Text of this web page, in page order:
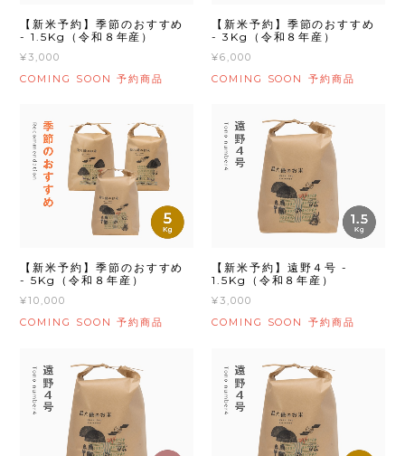
【新米予約】季節のおすすめ
- 1.5Kg（令和８年産）
¥3,000
COMING SOON
予約商品
【新米予約】季節のおすすめ
- 3Kg（令和８年産）
¥6,000
COMING SOON
予約商品
【新米予約】季節のおすすめ
- 5Kg（令和８年産）
¥10,000
COMING SOON
予約商品
【新米予約】遠野４号 -
1.5Kg（令和８年産）
¥3,000
COMING SOON
予約商品